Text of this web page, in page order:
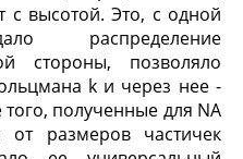
с высотой. Это, с одной
распределение
стороны, позволяло
k и через нее -
того, полученные для NA
размеров частичек